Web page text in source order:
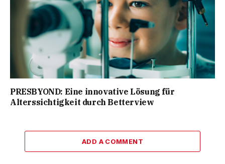
PRESBYOND: Eine innovative Lösung für
Alterssichtigkeit durch Betterview
ADD A COMMENT